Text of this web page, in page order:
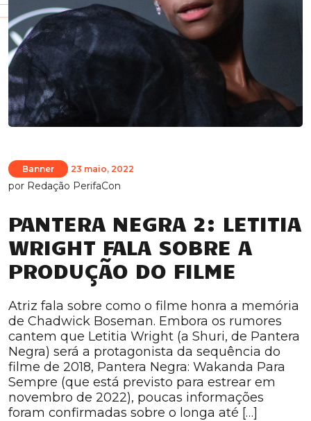
Banner 23 maio, 2022
por Redação PerifaCon
PANTERA NEGRA 2: LETITIA
WRIGHT FALA SOBRE A
PRODUÇÃO DO FILME
Atriz fala sobre como o filme honra a memória
de Chadwick Boseman. Embora os rumores
cantem que Letitia Wright (a Shuri, de Pantera
Negra) será a protagonista da sequência do
filme de 2018, Pantera Negra: Wakanda Para
Sempre (que está previsto para estrear em
novembro de 2022), poucas informações
foram confirmadas sobre o longa até […]